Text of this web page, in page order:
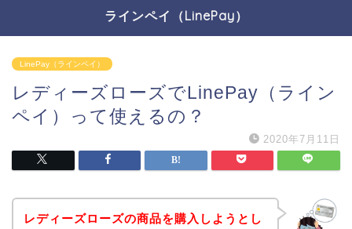
ラインペイ（LinePay）
LinePay（ラインペイ）
レディーズローズでLinePay（ライン
ペイ）って使えるの？
2020年7月11日
レディーズローズの商品を購入しようとし